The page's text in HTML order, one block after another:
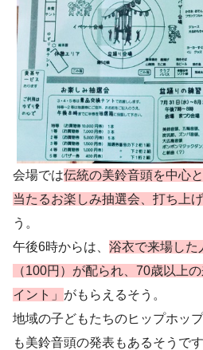
会場では伝統の美鈴音頭を中心
当たるお楽しみ抽選会、打ち上
う。
午後6時からは、 浴衣で来場した
（100円）が配られ、70歳以上
イント」 がもらえるそう。
地域の子どもたちのヒップホッ
も美鈴音頭の発表もあるそうです